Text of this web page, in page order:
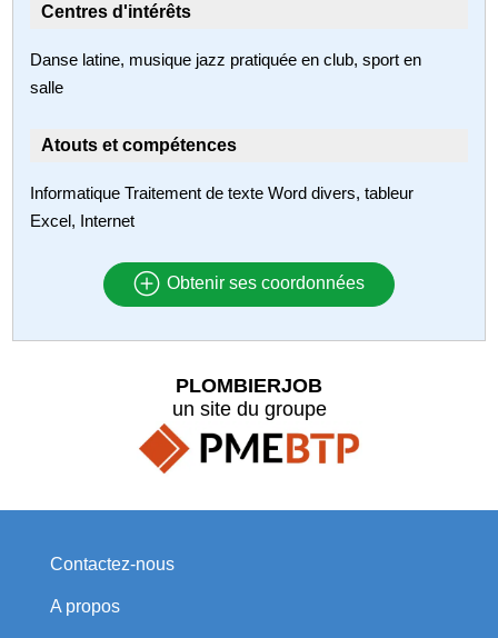
Centres d'intérêts
Danse latine, musique jazz pratiquée en club, sport en
salle
Atouts et compétences
Informatique Traitement de texte Word divers, tableur
Excel, Internet
Obtenir ses coordonnées
PLOMBIERJOB
un site du groupe
Contactez-nous
A propos